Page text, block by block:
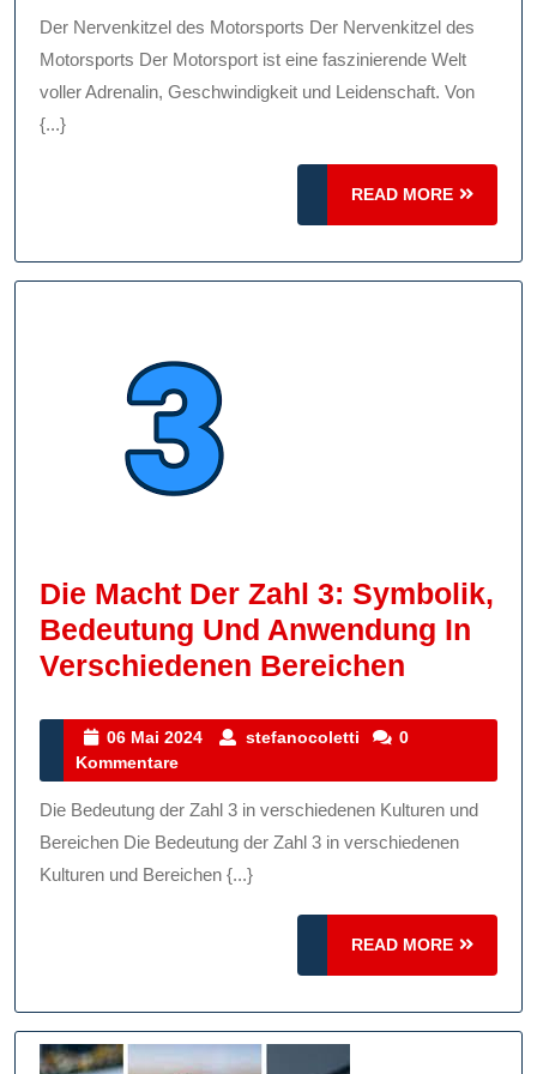
Und
Der Nervenkitzel des Motorsports Der Nervenkitzel des
Motorsports Der Motorsport ist eine faszinierende Welt
voller Adrenalin, Geschwindigkeit und Leidenschaft. Von
{...}
READ MORE
READ
MORE
Die Macht Der Zahl 3: Symbolik,
Bedeutung Und Anwendung In
Verschiedenen Bereichen
Der
3:
Und
06 Mai 2024
06
2024
stefanocoletti stefanocoletti
0
Kommentare
Die Bedeutung der Zahl 3 in verschiedenen Kulturen und
Bereichen Die Bedeutung der Zahl 3 in verschiedenen
Kulturen und Bereichen {...}
READ MORE
READ
MORE